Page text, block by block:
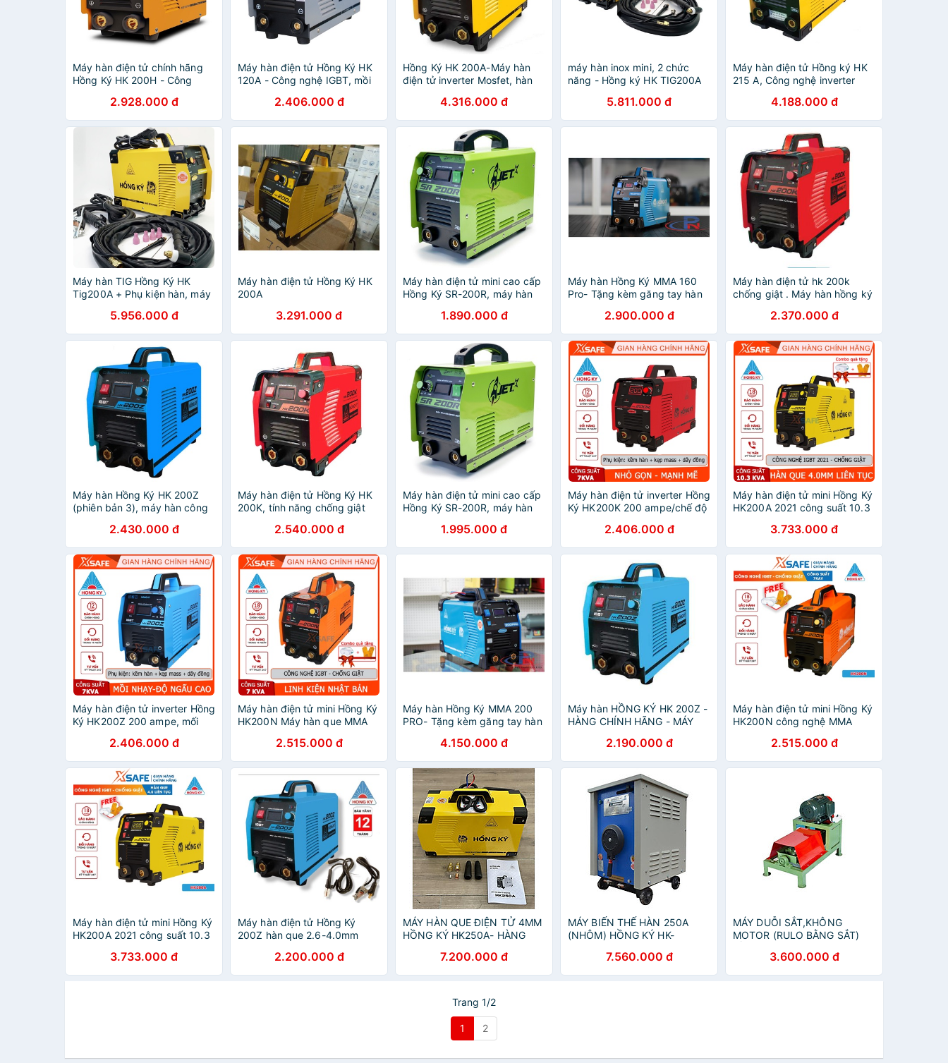
Máy hàn điện tử chính hãng
Hồng Ký HK 200H - Công
liên tục, dây hàn đồng 100%
2.928.000 đ
Máy hàn điện tử Hồng Ký HK
120A - Công nghệ IGBT, mồi
quang - hàn que 2.6mm liên
tục
2.406.000 đ
Hồng Ký HK 200A-Máy hàn
điện tử inverter Mosfet, hàn
4.316.000 đ
máy hàn inox mini, 2 chức
năng - Hồng ký HK TIG200A
5.811.000 đ
Máy hàn điện tử Hồng ký HK
215 A, Công nghệ inverter
4.188.000 đ
Máy hàn TIG Hồng Ký HK
Tig200A + Phụ kiện hàn, máy
hàn tig công nghệ tụ nguồn
Mosfet cao cấp
5.956.000 đ
Máy hàn điện tử Hồng Ký HK
200A
3.291.000 đ
Máy hàn điện tử mini cao cấp
Hồng Ký SR-200R, máy hàn
chính hãng 12 tháng
1.890.000 đ
Máy hàn Hồng Ký MMA 160
Pro- Tặng kèm găng tay hàn
2.900.000 đ
Máy hàn điện tử hk 200k
chống giật . Máy hàn hồng ký
2.370.000 đ
Máy hàn Hồng Ký HK 200Z
(phiên bản 3), máy hàn công
2.430.000 đ
Máy hàn điện tử Hồng Ký HK
200K, tính năng chống giật
3.2mm liên tục, ổn định khi
điện yếu
2.540.000 đ
Máy hàn điện tử mini cao cấp
Hồng Ký SR-200R, máy hàn
chính hãng 12 tháng
1.995.000 đ
Máy hàn điện tử inverter Hồng
Ký HK200K 200 ampe/chế độ
tải, quá nhiệt, độ nhạy cao
2.406.000 đ
Máy hàn điện tử mini Hồng Ký
HK200A 2021 công suất 10.3
chống giật chống quá tải, quá
nhiệt
3.733.000 đ
Máy hàn điện tử inverter Hồng
Ký HK200Z 200 ampe, mối
chống giật, chống quá tải,
quá nhiệt
2.406.000 đ
Máy hàn điện tử mini Hồng Ký
HK200N Máy hàn que MMA
chức năng chống giật, bảo vệ
quá tải, nhiệt
2.515.000 đ
Máy hàn Hồng Ký MMA 200
PRO- Tặng kèm găng tay hàn
4.150.000 đ
Máy hàn HỒNG KÝ HK 200Z -
HÀNG CHÍNH HÃNG - MÁY
2.190.000 đ
Máy hàn điện tử mini Hồng Ký
HK200N công nghệ MMA
năng chống giật, bảo vệ quá
tải, nhiệt
2.515.000 đ
Máy hàn điện tử mini Hồng Ký
HK200A 2021 công suất 10.3
chống giật, chống quá tải,
quá nhiệt
3.733.000 đ
Máy hàn điện tử Hồng Ký
200Z hàn que 2.6-4.0mm
2.200.000 đ
MÁY HÀN QUE ĐIỆN TỬ 4MM
HỒNG KÝ HK250A- HÀNG
7.200.000 đ
MÁY BIẾN THẾ HÀN 250A
(NHÔM) HỒNG KÝ HK-
7.560.000 đ
MÁY DUỖI SẮT,KHÔNG
MOTOR (RULO BẰNG SẮT)
CHÍNH HÃNG3.600.000 đ
Trang 1/2
1 2